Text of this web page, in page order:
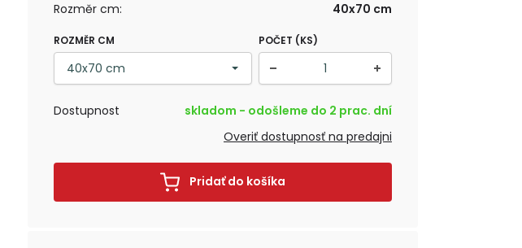
Rozměr cm:
40x70 cm
ROZMĚR CM POČET (KS)
Dostupnost
skladom - odošleme do 2 prac. dní
Overiť dostupnosť na predajni
Pridať do košíka